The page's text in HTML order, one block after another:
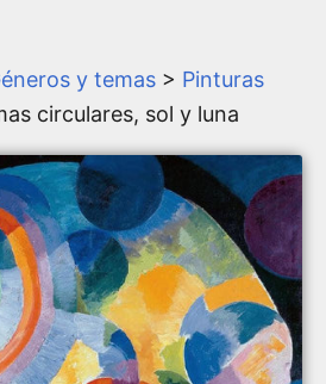
y temas > Pinturas
circulares, sol y luna